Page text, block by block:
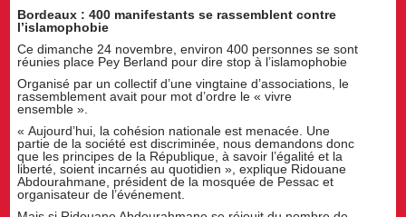
Bordeaux : 400 manifestants se rassemblent contre
l’islamophobie
Ce dimanche 24 novembre, environ 400 personnes se sont
réunies place Pey Berland pour dire stop à l’islamophobie
Organisé par un collectif d’une vingtaine d’associations, le
rassemblement avait pour mot d’ordre le « vivre
ensemble ».
« Aujourd’hui, la cohésion nationale est menacée. Une
partie de la société est discriminée, nous demandons donc
que les principes de la République, à savoir l’égalité et la
liberté, soient incarnés au quotidien », explique Ridouane
Abdourahmane, président de la mosquée de Pessac et
organisateur de l’événement.